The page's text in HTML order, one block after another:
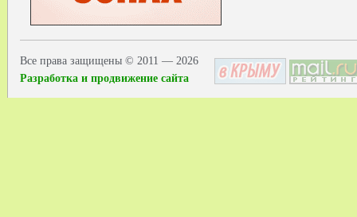
Все права защищены © 2011 — 2026
Разработка и продвижение сайта